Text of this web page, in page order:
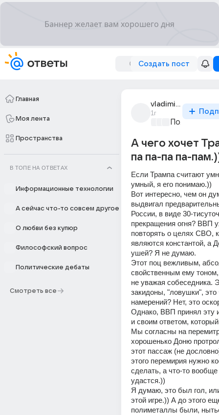
Создать пост
Главная
Моя лента
Пространства
В ТОПЕ НА ОТВЕТАХ
Информационные технологии
А сейчас что-то совсем другое
О любви без купюр
Философский вопрос
Политические дебаты
Смотреть все
vladimir_ip_12
1г
А чего хочет
па па-па па-
Если Трампа считают
умный, я его понимаю.))
Вот интересно, чем он
выдвигал
России, в виде 30-
прекращения огня? ВВП
повторять о целях СВО,
являются константой, а
ушей? Я не думаю.
Этот поц вежливым,
свойственным ему
не уважая собеседника.
закидоны, "ловушки", это
намерений? Нет, это
Однако, ВВП принял эту
и своим ответом,
Мы согласны на
хорошенько Доню
этот пассаж (не
этого перемирия нужно
сделать, а что-то
удастся.))
Я думаю, это был гол,
этой игре.)) А до этого
полиметаллы были,